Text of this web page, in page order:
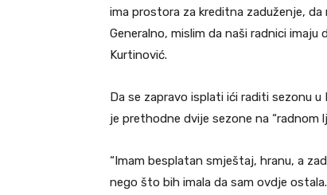
ima prostora za kreditna zaduženje,
Generalno, mislim da naši radnici imaju
Kurtinović.
Da se zapravo isplati ići raditi sezonu
je prethodne dvije sezone na “radnom
“Imam besplatan smještaj, hranu, a
nego što bih imala da sam ovdje